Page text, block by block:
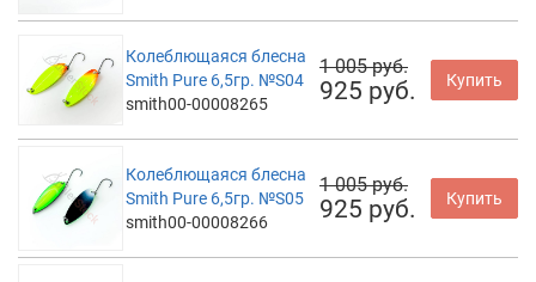
Колеблющаяся блесна
Smith Pure 6,5гр. №S04
smith00-00008265
1 005 руб.
925 руб. Купить
Колеблющаяся блесна
Smith Pure 6,5гр. №S05
smith00-00008266
1 005 руб.
925 руб. Купить